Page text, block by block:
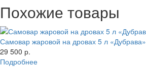
Похожие товары
Самовар жаровой на дровах 5 л «Дубрава»
29 500 р.
Подробнее